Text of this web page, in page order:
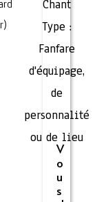
Chant
Type :
Fanfare
d'équipage,
de
personnalité
ou de lieu
V
o
u
s